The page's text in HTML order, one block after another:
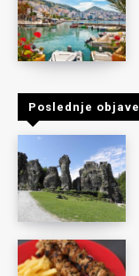
Poslednje objave